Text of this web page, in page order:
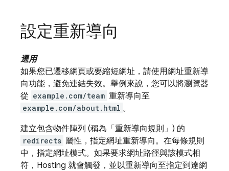
設定重新導向
選用
如果您已遷移網頁或要縮短網址，請使用網址重新導
向功能，避免連結失效。舉例來說，您可以將瀏覽器
從 example.com/team 重新導向至
example.com/about.html 。
建立包含物件陣列 (稱為「重新導向規則」) 的
redirects 屬性，指定網址重新導向。在每條規則
中，指定網址模式。如果要求網址路徑與該模式相
符， Hosting 就會觸發，並以重新導向至指定到達網